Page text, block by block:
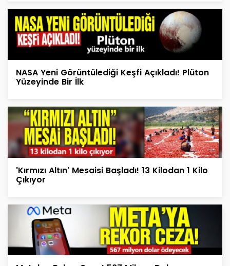
NASA Yeni Görüntülediği Keşfi Açıkladı! Plüton
Yüzeyinde Bir İlk
'Kırmızı Altın' Mesaisi Başladı! 13 Kilodan 1 Kilo
Çıkıyor